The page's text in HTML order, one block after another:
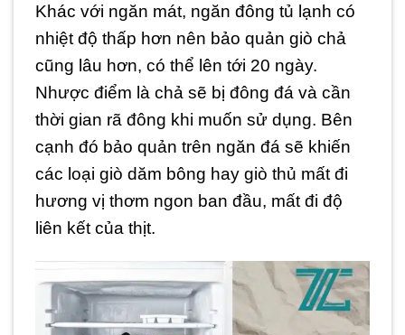
Khác với ngăn mát, ngăn đông tủ lạnh có
nhiệt độ thấp hơn nên bảo quản giò chả
cũng lâu hơn, có thể lên tới 20 ngày.
Nhược điểm là chả sẽ bị đông đá và cần
thời gian rã đông khi muốn sử dụng. Bên
cạnh đó bảo quản trên ngăn đá sẽ khiến
các loại giò dăm bông hay giò thủ mất đi
hương vị thơm ngon ban đầu, mất đi độ
liên kết của thịt.